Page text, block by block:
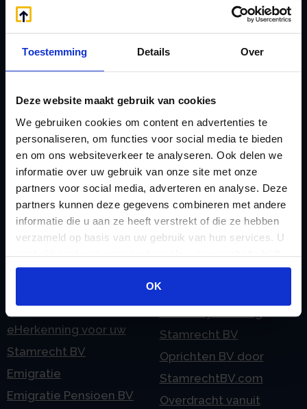
Toestemming Details Over
Deze website maakt gebruik van cookies
We gebruiken cookies om content en advertenties te
personaliseren, om functies voor social media te bieden
en om ons websiteverkeer te analyseren. Ook delen we
informatie over uw gebruik van onze site met onze
partners voor social media, adverteren en analyse. Deze
partners kunnen deze gegevens combineren met andere
informatie die u aan ze heeft verstrekt of die ze hebben
verzameld op basis van uw gebruik van hun services. U
gaat akkoord met onze cookies als u onze website blijft
gebruiken.
OK
Afkoop Stamrecht
Belastingdienst
doorgeven
rekeningnummer
Checklist IB 2023 (PDF)
Checklist IB 2023 (Word)
Checklist IB 2024 (PDF)
Checklist IB 2024 (Word)
Checklist IB 2025 (PDF)
Checklist IB 2025 (Word)
eHerkenning voor uw
Stamrecht BV
Emigratie
Emigratie Pensioen BV
Jaarstukken opstellen
Lenen van de BV
Liquidatie Pensioen BV
Loonadministratie
verzorgen
Mogelijkheden
Stamrecht BV
O
Ontbinden Stamrecht
BV
Onzakelijke lening
Stamrecht BV
Oprichten BV door
StamrechtBV.com
Overdracht vanuit